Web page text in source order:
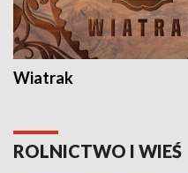
Wiatrak
ROLNICTWO I WIEŚ